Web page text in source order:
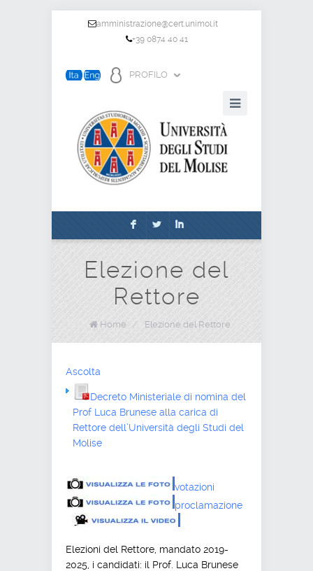
amministrazione@cert.unimol.it
+39 0874 40 41
PROFILO
F L I
Elezione del
Rettore
Home / Elezione del Rettore
Ascolta
Decreto Ministeriale di nomina del
Prof Luca Brunese alla carica di
Rettore dell’Università degli Studi del
Molise
votazioni
proclamazione
Elezioni del Rettore, mandato 2019-
2025, i candidati: il Prof. Luca Brunese